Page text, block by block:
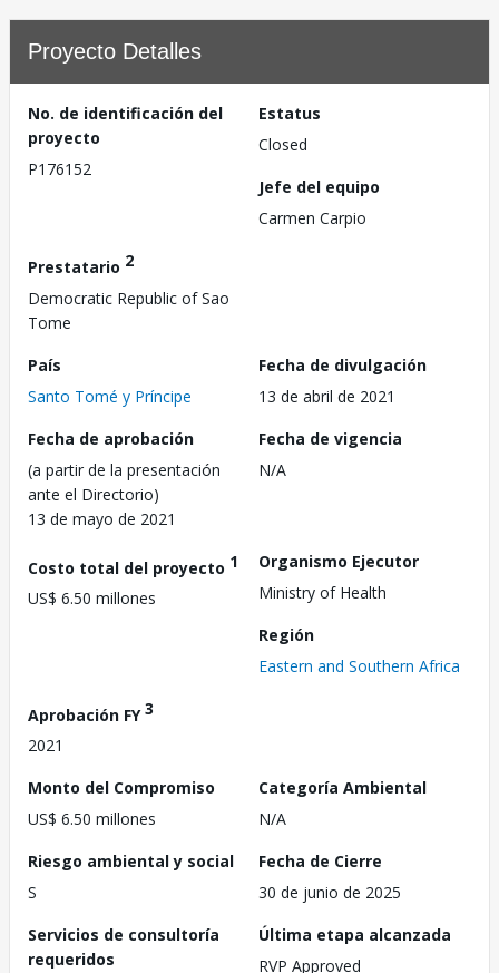
Proyecto Detalles
No. de identificación del
proyecto
P176152
Estatus
Closed
Jefe del equipo
Carmen Carpio
Prestatario 2
Democratic Republic of Sao
Tome
País
Santo Tomé y Príncipe
Fecha de divulgación
13 de abril de 2021
Fecha de aprobación
(a partir de la presentación
ante el Directorio)
13 de mayo de 2021
Fecha de vigencia
N/A
Costo total del proyecto 1
US$ 6.50 millones
Organismo Ejecutor
Ministry of Health
Región
Eastern and Southern Africa
Aprobación FY3
2021
Monto del Compromiso
US$ 6.50 millones
Categoría Ambiental
N/A
Riesgo ambiental y social
S
Fecha de Cierre
30 de junio de 2025
Servicios de consultoría
requeridos
Última etapa alcanzada
RVP Approved